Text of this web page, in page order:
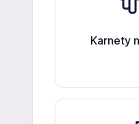
Karnety